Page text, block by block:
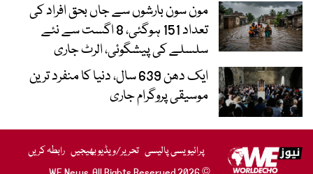
مون سون بارشوں سے جاں بحق افراد کی
تعداد 151 ہوگئی، 8 اگست سے نئے
سلسلے کی پیشگوئی، الرٹ جاری
ایک دھن 639 سال، دنیا کا منفرد ترین
موسیقی پروگرام جاری
پرائیویسی پالیسی تحریر/ویڈیو بھیجیں رابطہ کریں